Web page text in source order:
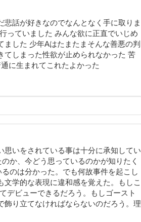
話が好きなのでなんとなく手に取りま
っていました みんな欲に正直でいじめ
した 少年Aはたまたまそんな善悪の判
てしまった性欲が止められなかった 苦
に生まれてこれたよかった
思いをされている事は十分に承知してい
か、今どう思っているのかが知りたく
のは分かった。でも何故事件を起こし
学的な表現に違和感を覚えた。もしこ
デビューできるだろう。もしゴースト
り立てなければならないのだろう。理